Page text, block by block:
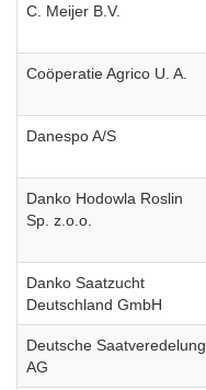
C. Meijer B.V.
Coöperatie Agrico U. A.
Danespo A/S
Danko Hodowla Roslin
Sp. z.o.o.
Danko Saatzucht
Deutschland GmbH
Deutsche Saatveredelung
AG